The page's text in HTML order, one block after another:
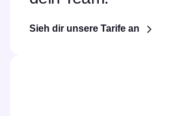
Sieh dir unsere Tarife an